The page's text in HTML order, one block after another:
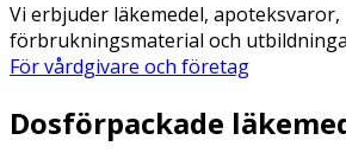
Vi erbjuder läkemedel, apoteksvaror,
förbrukningsmaterial och
För vårdgivare och företag
Dosförpackade